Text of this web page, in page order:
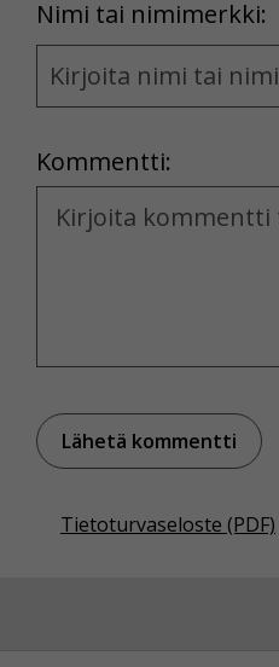
Nimi tai nimimerkki:
Kommentti:
Kommentti
Tietoturvaseloste (PDF)